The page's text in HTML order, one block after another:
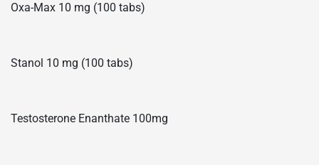
Oxa-Max 10 mg (100 tabs)
Stanol 10 mg (100 tabs)
Testosterone Enanthate 100mg